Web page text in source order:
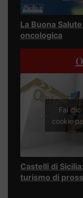
La Buona
oncologica
Fai
cookie
Castelli di
turismo di